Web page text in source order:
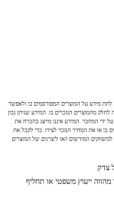
לתת מידע על המוצרים המפורסמים בו ולאפשר
מהמוצרים הנזכרים בו. המידע שניתן נכון
ידי המחבר. המידע איננו מייצג בהכרח את
בו או את המחיר הנזכר לצידו. כדי לקבל את
המורשים ו/או ליצרנים של המוצרים
ייעוץ משפטי או תחליף